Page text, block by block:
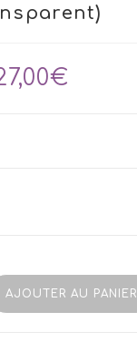
€
AJOUTER AU PANIER